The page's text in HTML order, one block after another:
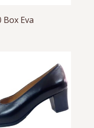
Box Eva